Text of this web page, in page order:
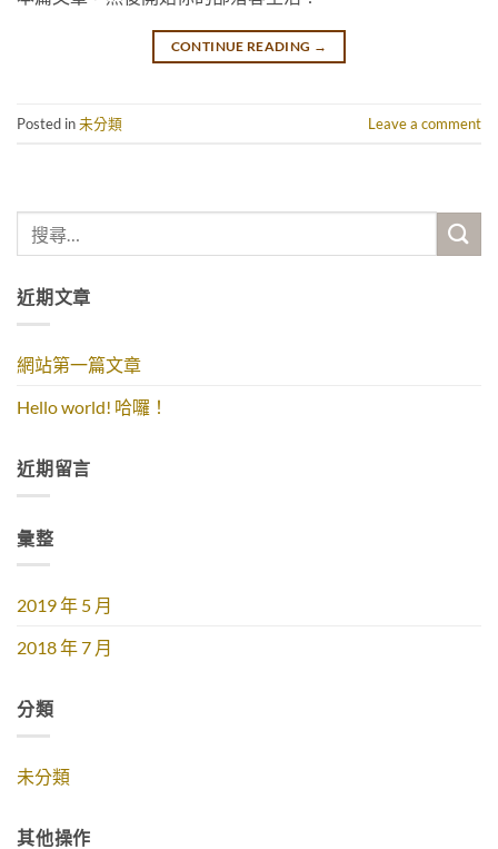
CONTINUE READING →
Posted in未分類 Leave a comment
近期文章
網站第一篇文章
Hello world! 哈囉！
近期留言
彙整
2019 年 5 月
2018 年 7 月
分類
未分類
其他操作